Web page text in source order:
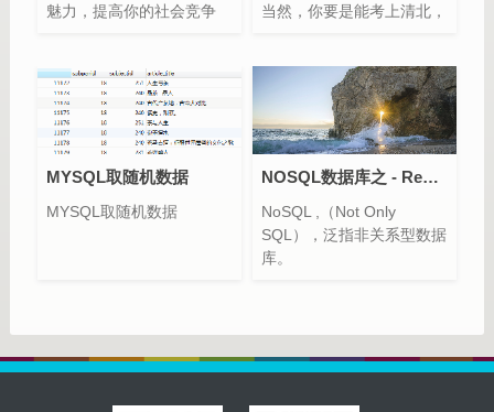
魅力，提高你的社会竞争
的人生。第三， 只有跟一
群志同道合的人一起走，才
能走得更远，最终减肥成
功。
当然，你要是能考上清北，
MYSQL取随机数据
MYSQL取随机数据
NOSQL数据库之 - Redis（3）
NoSQL ,（Not Only
SQL），泛指非关系型数据
库。